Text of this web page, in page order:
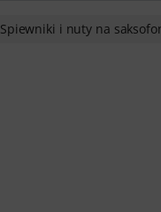
Spiewniki i nuty na